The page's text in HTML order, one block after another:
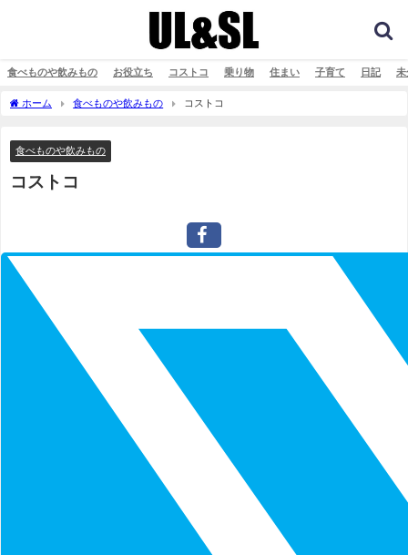
食べものや飲みもの お役立ち コストコ 乗り物 住まい 子育て 日記 未
ホーム 食べものや飲みもの コストコ
食べものや飲みもの
コストコ